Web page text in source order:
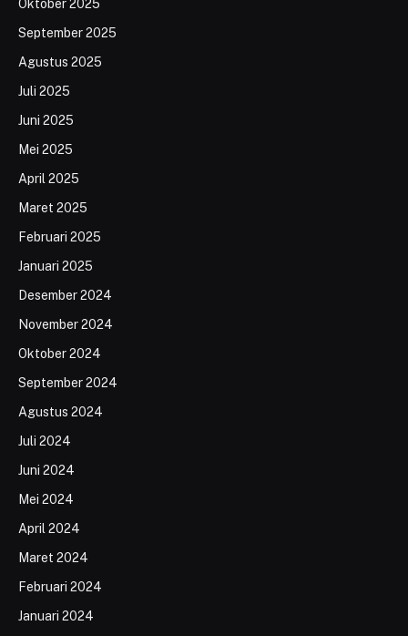
Oktober 2025
September 2025
Agustus 2025
Juli 2025
Juni 2025
Mei 2025
April 2025
Maret 2025
Februari 2025
Januari 2025
Desember 2024
November 2024
Oktober 2024
September 2024
Agustus 2024
Juli 2024
Juni 2024
Mei 2024
April 2024
Maret 2024
Februari 2024
Januari 2024